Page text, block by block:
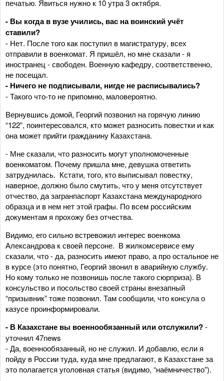
печатью. Явиться нужно к 10 утра 3 октября.
- Вы когда в вузе учились, вас на воинский учёт
ставили?
- Нет. После того как поступил в магистратуру, всех
отправили в военкомат. Я пришёл, но мне сказали - я
иностранец - свободен. Военную кафедру, соответственно,
не посещал.
- Ничего не подписывали, нигде не расписывались?
- Такого что-то не припомню, маловероятно.
Вернувшись домой, Георгий позвонил на горячую линию
“122”, поинтересовался, кто может разносить повестки и как
она может прийти гражданину Казахстана.
- Мне сказали, что разносить могут уполномоченные
военкоматом. Почему пришла мне, девушка ответить
затруднилась. Кстати, того, кто выписывал повестку,
наверное, должно было смутить, что у меня отсутствует
отчество, да загранпаспорт Казахстана международного
образца и в нем нет этой графы. По всем российским
документам я прохожу без отчества.
Видимо, его сильно встревожил интерес военкома
Александрова к своей персоне. В жилкомсервисе ему
сказали, что - да, разносить имеют право, а про остальное не
в курсе (это понятно, Георгий звонил в аварийную службу.
Но кому только не позвонишь после такого сюрприза). В
консульство и посольство своей страны внезапный
“призывник” тоже позвонил. Там сообщили, что консула о
казусе проинформировали.
- В Казахстане вы военнообязанный или отслужили?-
уточнил 47news
- Да, военнообязанный, но не служил. И добавлю, если я
пойду в России туда, куда мне предлагают, в Казахстане за
это полагается уголовная статья (видимо, “наёмничество”).